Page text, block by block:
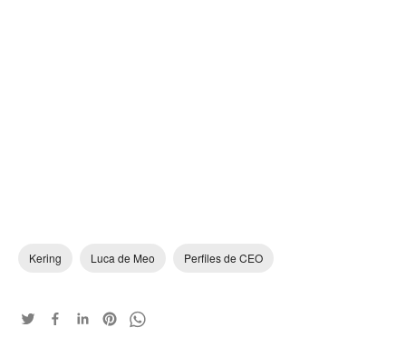
Kering Luca de Meo Perfiles de CEO